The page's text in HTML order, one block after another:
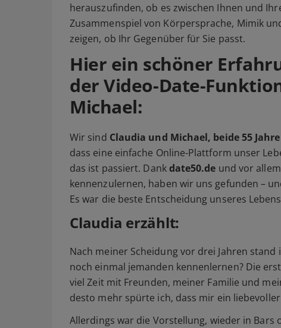
herauszufinden, ob es zwischen Ihnen und
Zusammenspiel von Körpersprache, Mimik
zeigen, ob Ihr Gegenüber für Sie passt.
Hier ein schöner
der Video-Date-
Michael:
Wir sind Claudia und Michael, beide 55
dass eine einfache Online-Plattform unser
das ist passiert. Dankdate50.de und vor
kennenzulernen, haben wir uns gefunden –
Es war die beste Entscheidung unseres
Claudia erzählt:
Nach meiner Scheidung vor drei Jahren
noch einmal jemanden kennenlernen? Die
viel Zeit mit Freunden, meiner Familie und
desto mehr spürte ich, dass mir ein
Allerdings war die Vorstellung, wieder in